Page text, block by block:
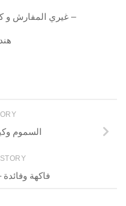
– غيري المفارش و
السموم
فاكهة وفائدة